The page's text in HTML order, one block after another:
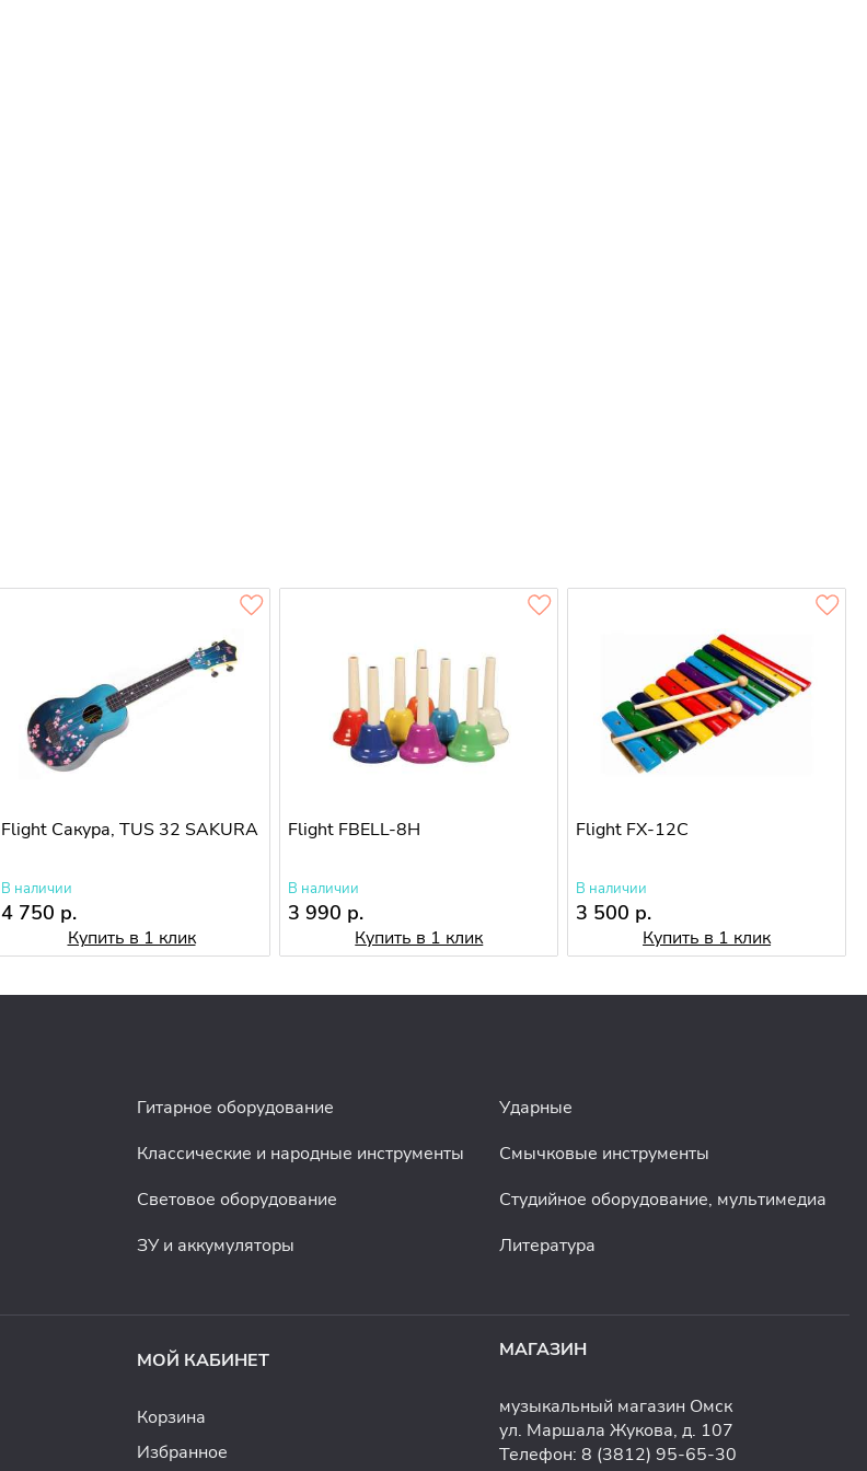
Flight Сакура, TUS 32 SAKURA
В наличии
4 750 р.
Купить в 1 клик
Flight FBELL-8H
В наличии
3 990 р.
Купить в 1 клик
Flight FX-12C
В наличии
3 500 р.
Купить в 1 клик
Гитарное оборудование
Ударные
Классические и народные инструменты
Смычковые инструменты
Световое оборудование
Студийное оборудование, мультимедиа
ЗУ и аккумуляторы
Литература
МОЙ КАБИНЕТ
Корзина
Избранное
МАГАЗИН
музыкальный магазин Омск
ул. Маршала Жукова, д. 107
Телефон: 8 (3812) 95-65-30